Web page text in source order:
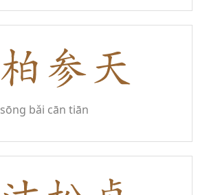
sōng bǎi cān tiān